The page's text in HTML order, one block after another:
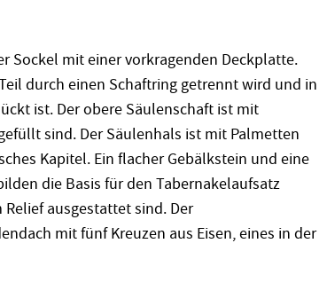
Sockel mit einer vorkragenden Deckplatte.
durch einen Schaftring getrennt wird und in
ist. Der obere Säulenschaft ist mit
sind. Der Säulenhals ist mit Palmetten
Kapitel. Ein flacher Gebälkstein und eine
die Basis für den Tabernakelaufsatz
ausgestattet sind. Der
mit fünf Kreuzen aus Eisen, eines in der